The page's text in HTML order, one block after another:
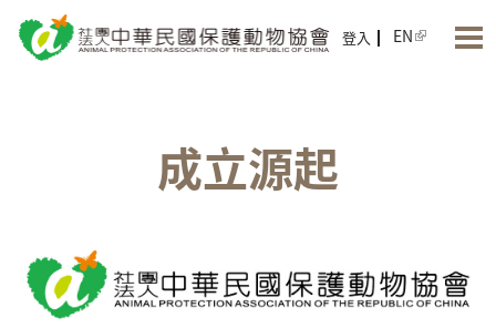
登入 EN
成立源起